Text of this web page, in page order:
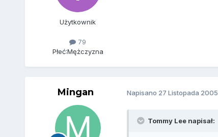
Użytkownik
79
Płeć:Mężczyzna
Mingan Napisano 27 Listopada 2005
Tommy Lee napisał: